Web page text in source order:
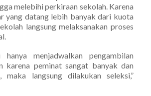
melebihi perkiraan sekolah. Karena
yang datang lebih banyak dari kuota
langsung melaksanakan proses
hanya menjadwalkan pengambilan
karena peminat sangat banyak dan
maka langsung dilakukan seleksi,”